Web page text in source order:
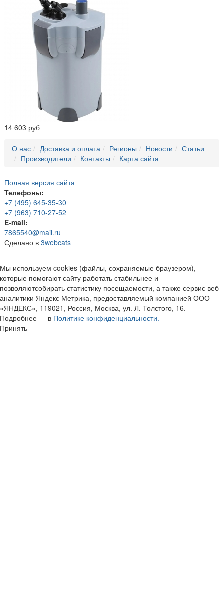
14 603 руб
О нас Доставка и оплата Регионы Новости
Статьи
Производители
Контакты Карта сайта
Полная версия сайта
Телефоны:
+7 (495) 645-35-30
+7 (963) 710-27-52
E-mail:
7865540@mail.ru
Сделано в 3webcats
Мы используем cookies (файлы, сохраняемые браузером),
которые помогают сайту работать стабильнее и
позволяютсобирать статистику посещаемости, а также сервис веб-
аналитики Яндекс Метрика, предоставляемый компанией ООО
«ЯНДЕКС», 119021, Россия, Москва, ул. Л. Толстого, 16.
Подробнее — в Политике конфиденциальности.
Принять